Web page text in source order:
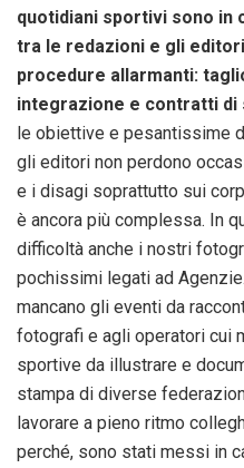
quotidiani sportivi sono
tra le redazioni e gli
procedure allarmanti:
integrazione e contratti di
le obiettive e pesantissime
gli editori non perdono
e i disagi soprattutto sui
è ancora più complessa. In
difficoltà anche i nostri
pochissimi legati ad
mancano gli eventi da
fotografi e agli operatori cui
sportive da illustrare e
stampa di diverse
lavorare a pieno ritmo
perché, sono stati messi in